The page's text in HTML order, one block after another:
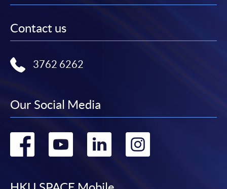
讀學歷頒授課程設有網上服務，在學學員亦可以「微
Alipay) 或 「轉數快」(FPS) 繳付學費。
報讀新課程
申請人可按該課程網頁的右上角的
圖示進入網上服務網頁，然
後按照指示填妥網上報名表格。
docx, jpg 和pdf格式之附件。
Contact us
3762 6262
Our Social Media
Go
Go
Go